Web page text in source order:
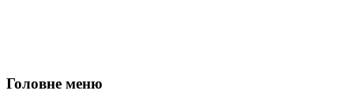
Головне меню